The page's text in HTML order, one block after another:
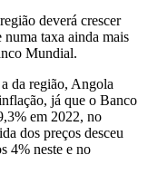
deverá crescer
taxa ainda mais
Mundial.
da região, Angola
já que o Banco
em 2022, no
dos preços desceu
4% neste e no